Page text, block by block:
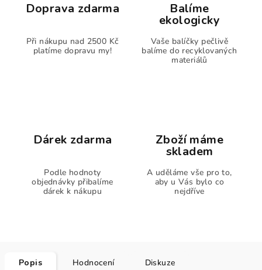
Doprava zdarma
Při nákupu nad 2500 Kč
platíme dopravu my!
Balíme
ekologicky
Vaše balíčky pečlivě
balíme do recyklovaných
materiálů
Dárek zdarma
Podle hodnoty
objednávky přibalíme
dárek k nákupu
Zboží máme
skladem
A uděláme vše pro to,
aby u Vás bylo co
nejdříve
Popis Hodnocení Diskuze